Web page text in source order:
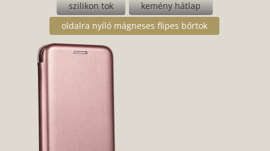
hónap garanciával kínáljuk.
szilikon tok
kemény hátlap
oldalra nyíló mágneses flipes bőrtok